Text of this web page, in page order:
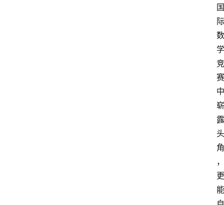
国
际
数
学
竞
赛
中
崭
露
头
角
，
更
能